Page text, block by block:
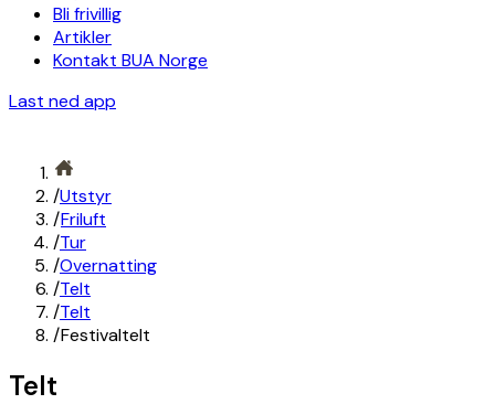
Bli frivillig
Artikler
Kontakt BUA Norge
Last ned app
/Utstyr
/Friluft
/Tur
/Overnatting
/Telt
/Telt
/Festivaltelt
Telt